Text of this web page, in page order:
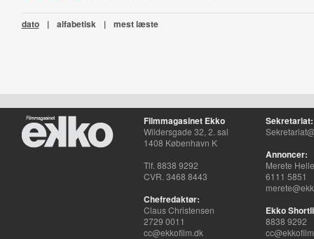
dato | alfabetisk | mest læste
Filmmagasinet Ekko
Wildersgade 32, 2. sal
1408 København K
Tlf. 8838 9292
CVR. 3468 8443
Chefredaktør:
Claus Christensen
2729 0011
cc@ekkofilm.dk
Sekretariat:
Annoncer:
Merete
6111 5851
Ekko
8838 9292